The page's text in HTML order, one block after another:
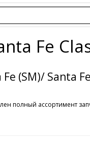
Fe
(SM)/ Santa
полный ассортимент